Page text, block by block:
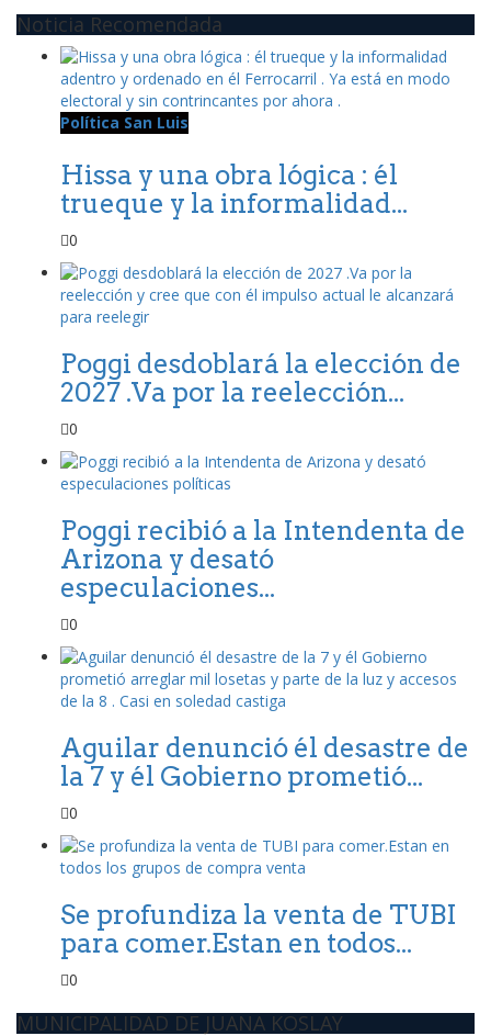
Noticia Recomendada
Política San Luis
Hissa y una obra lógica : él
trueque y la informalidad...
0
Poggi desdoblará la elección de
2027 .Va por la reelección...
0
Poggi recibió a la Intendenta de
Arizona y desató
especulaciones...
0
Aguilar denunció él desastre de
la 7 y él Gobierno prometió...
0
Se profundiza la venta de TUBI
para comer.Estan en todos...
0
MUNICIPALIDAD DE JUANA KOSLAY